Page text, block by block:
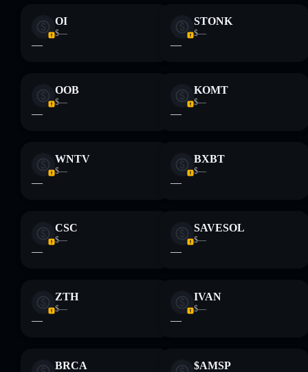
Aviso legal: Esta informação é apenas para fins educativos e
não constitui aconselhamento financeiro. Faz sempre a tua
OI
$—
—
STONK
$—
—
OOB
$—
—
KOMT
$—
—
WNTV
$—
—
BXBT
$—
—
CSC
$—
—
SAVESOL
$—
—
ZTH
$—
—
IVAN
$—
—
BRCA $AMSP